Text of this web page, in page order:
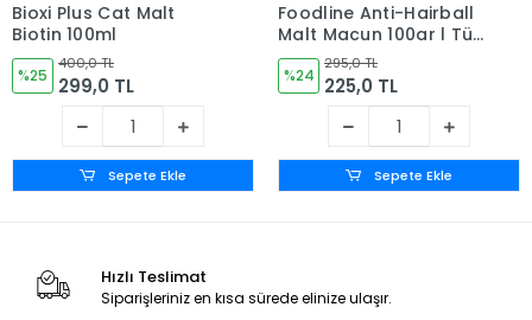
Bioxi Plus Cat Malt
Biotin 100ml
%25
400,0 TL
299,0 TL
Sepete Ekle
Foodline Anti-Hairball
Malt Macun 100gr | Tüy
Yumağı Önleyici
%24
295,0 TL
225,0 TL
Sepete Ekle
Hızlı Teslimat
Siparişleriniz en kısa sürede elinize ulaşır.